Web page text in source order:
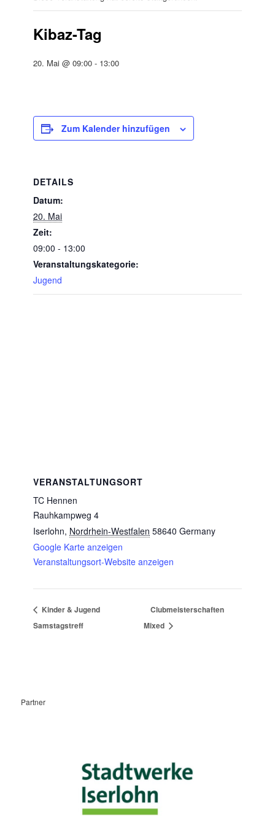
Kibaz-Tag
20. Mai @ 09:00 - 13:00
Zum Kalender hinzufügen
DETAILS
Datum:
20. Mai
Zeit:
09:00 - 13:00
Veranstaltungskategorie:
Jugend
VERANSTALTUNGSORT
TC Hennen
Rauhkampweg 4
Iserlohn, Nordrhein-Westfalen 58640 Germany
Google Karte anzeigen
Veranstaltungsort-Website anzeigen
Kinder & Jugend
Samstagstreff
Clubmeisterschaften
Mixed
Partner